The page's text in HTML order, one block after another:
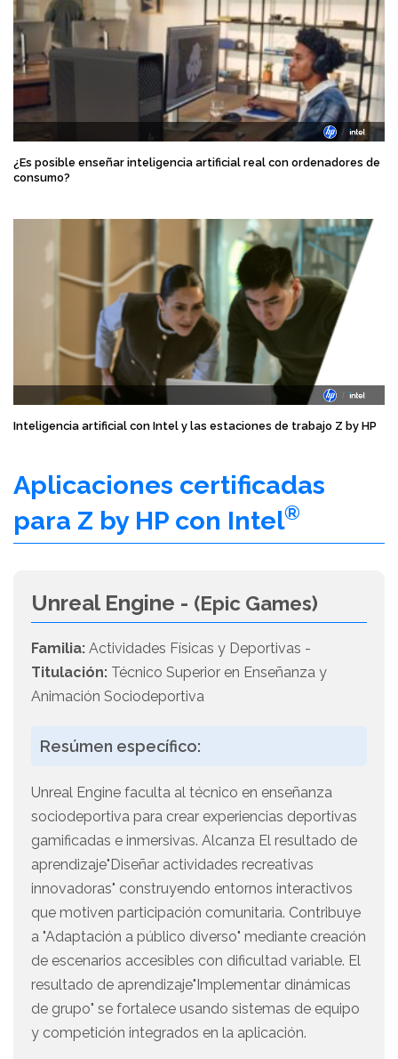
¿Es posible enseñar inteligencia artificial real con ordenadores de
consumo?
Inteligencia artificial con Intel y las estaciones de trabajo Z by HP
Aplicaciones certificadas
para Z by HP con Intel®
Unreal Engine - (Epic Games)
Familia: Actividades Físicas y Deportivas -
Titulación: Técnico Superior en Enseñanza y
Animación Sociodeportiva
Resúmen específico:
Unreal Engine faculta al técnico en enseñanza
sociodeportiva para crear experiencias deportivas
gamificadas e inmersivas. Alcanza El resultado de
aprendizaje"Diseñar actividades recreativas
innovadoras" construyendo entornos interactivos
que motiven participación comunitaria. Contribuye
a "Adaptación a público diverso" mediante creación
de escenarios accesibles con dificultad variable. El
resultado de aprendizaje"Implementar dinámicas
de grupo" se fortalece usando sistemas de equipo
y competición integrados en la aplicación.